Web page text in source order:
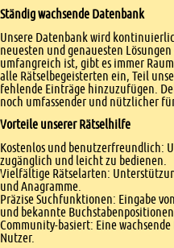
Ständig wachsende Datenbank
Unsere Datenbank wird
neuesten und genauesten
umfangreich ist, gibt es immer
alle Rätselbegeisterten ein, Teil
fehlende Einträge hinzuzufügen.
noch umfassender und nützlicher
Vorteile unserer Rätselhilfe
Kostenlos und benutzerfreundlich:
zugänglich und leicht zu bedienen.
Vielfältige Rätselarten:
und Anagramme.
Präzise Suchfunktionen: Eingabe
und bekannte
Community-basiert: Eine
Nutzer.